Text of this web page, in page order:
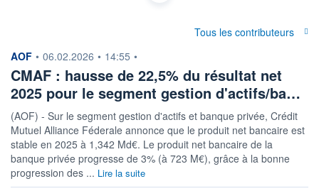
04/12 02/04
35
CATÉGORIE MORNINGSTAR
Actions International Gdes
Cap. Mixte
Tous les contributeurs
information fournie par
AOF • 06.02.2026 • 14:55 •
CMAF : hausse de 22,5% du résultat net
2025 pour le segment gestion d'actifs/ba…
(AOF) - Sur le segment gestion d'actifs et banque privée, Crédit
Mutuel Alliance Féderale annonce que le produit net bancaire est
stable en 2025 à 1,342 Md€. Le produit net bancaire de la
banque privée progresse de 3% (à 723 M€), grâce à la bonne
progression des ... Lire la suite